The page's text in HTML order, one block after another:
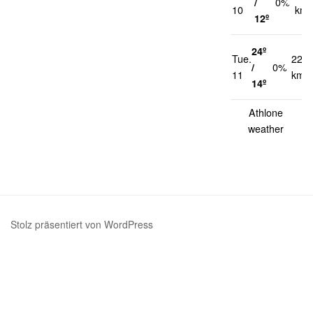
10
12º
Tue.
11
24º
/
14º
0%
22
km/h
Athlone
weather
Stolz präsentiert von WordPress